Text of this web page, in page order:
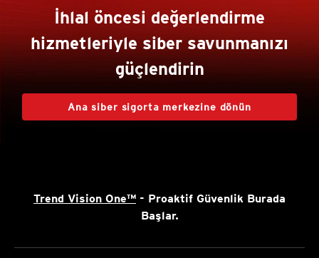
İhlal öncesi değerlendirme
hizmetleriyle siber savunmanızı
güçlendirin
Ana siber sigorta merkezine dönün
Trend Vision One™ - Proaktif Güvenlik Burada
Başlar.